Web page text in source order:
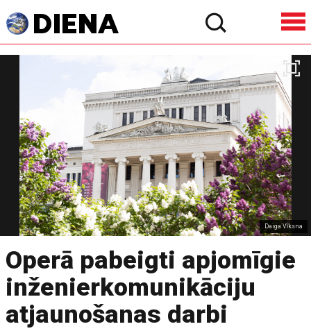
Daiga Vīksna
Operā pabeigti apjomīgie
inženierkomunikāciju
atjaunošanas darbi